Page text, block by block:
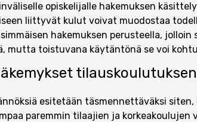
opiskelijalle hakemuksen
liittyvät kulut voivat muodostaa
hakemuksen perusteella,
mutta toistuvana käytäntönä se voi
esitetään täsmennettäväksi
paremmin tilaajien ja korkeakoulujen